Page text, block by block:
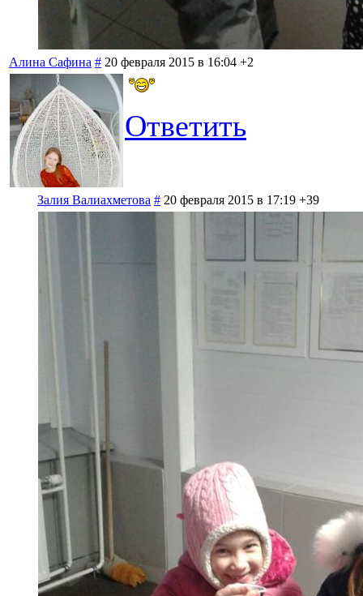
Алина Сафина # 20 февраля 2015 в 16:04 +2
Ответить
Залия Валиахметова # 20 февраля 2015 в 17:19 +39